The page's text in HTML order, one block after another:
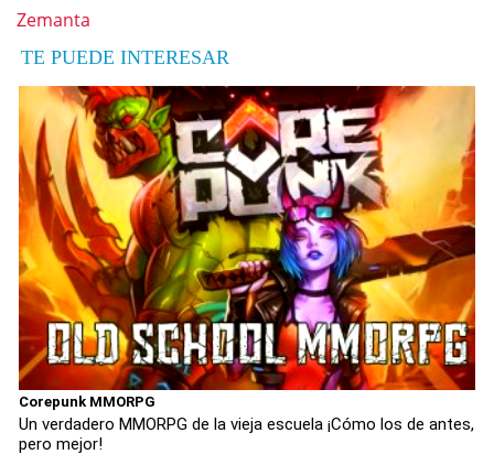
Zemanta
TE PUEDE INTERESAR
Corepunk MMORPG
Un verdadero MMORPG de la vieja escuela ¡Cómo los de antes,
pero mejor!